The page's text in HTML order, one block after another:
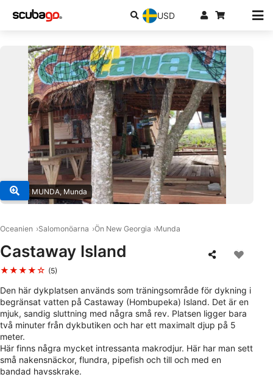
USD
© DIVE MUNDA, Munda
Oceanien Salomonöarna Ön New Georgia Munda
Castaway Island
★★★★☆ (5)
Den här dykplatsen används som träningsområde för dykning i
begränsat vatten på Castaway (Hombupeka) Island. Det är en
mjuk, sandig sluttning med några små rev. Platsen ligger bara
två minuter från dykbutiken och har ett maximalt djup på 5
meter.
Här finns några mycket intressanta makrodjur. Här har man sett
små nakensnäckor, flundra, pipefish och till och med en
bandad havsskrake.